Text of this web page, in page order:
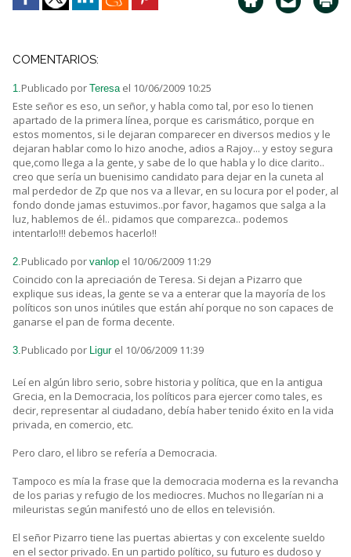
COMENTARIOS:
1.Publicado por Teresa el 10/06/2009 10:25
Este señor es eso, un señor, y habla como tal, por eso lo tienen
apartado de la primera línea, porque es carismático, porque en
estos momentos, si le dejaran comparecer en diversos medios y le
dejaran hablar como lo hizo anoche, adios a Rajoy... y estoy segura
que,como llega a la gente, y sabe de lo que habla y lo dice clarito..
creo que sería un buenisimo candidato para dejar en la cuneta al
mal perdedor de Zp que nos va a llevar, en su locura por el poder, al
fondo donde jamas estuvimos..por favor, hagamos que salga a la
luz, hablemos de él.. pidamos que comparezca.. podemos
intentarlo!!! debemos hacerlo!!
2.Publicado por vanlop el 10/06/2009 11:29
Coincido con la apreciación de Teresa. Si dejan a Pizarro que
explique sus ideas, la gente se va a enterar que la mayoría de los
políticos son unos inútiles que están ahí porque no son capaces de
ganarse el pan de forma decente.
3.Publicado por Ligur el 10/06/2009 11:39
Leí en algún libro serio, sobre historia y política, que en la antigua
Grecia, en la Democracia, los políticos para ejercer como tales, es
decir, representar al ciudadano, debía haber tenido éxito en la vida
privada, en comercio, etc.
Pero claro, el libro se refería a Democracia.
Tampoco es mía la frase que la democracia moderna es la revancha
de los parias y refugio de los mediocres. Muchos no llegarían ni a
mileuristas según manifestó uno de ellos en televisión.
El señor Pizarro tiene las puertas abiertas y con excelente sueldo
en el sector privado. En un partido político, su futuro es dudoso y